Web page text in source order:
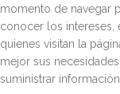
momento de navegar
conocer los
quienes visitan la
mejor sus
suministrar